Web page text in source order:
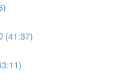
(41:37)